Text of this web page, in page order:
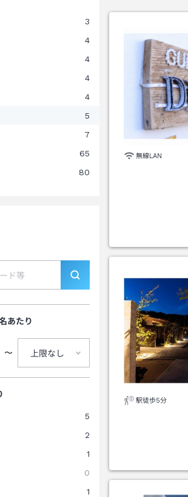
3
4
4
4
4
5
7
65
80
あたり
〜 上限なし
5
2
1
0
1
無線LAN
駅徒歩5分